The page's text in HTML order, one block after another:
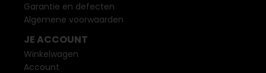
Garantie en defecten
Algemene voorwaarden
JE ACCOUNT
Winkelwagen
Account